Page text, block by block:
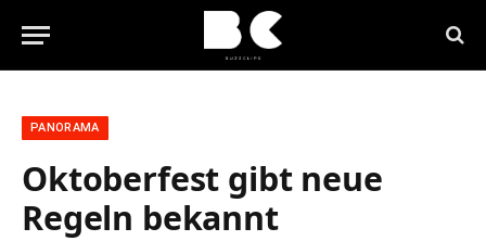
PANORAMA
Oktoberfest gibt neue
Regeln bekannt